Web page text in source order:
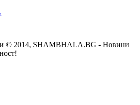
© 2014, SHAMBHALA.BG - Новини